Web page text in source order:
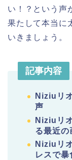
い！？という声
果たして本当に
いきましょう。
記事内容
Niziuリ
声
Niziuリ
る最近の
Niziuリ
レスで暴